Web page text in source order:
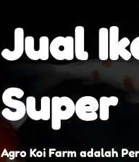
Jual
Super
Agro Koi Farm adalah